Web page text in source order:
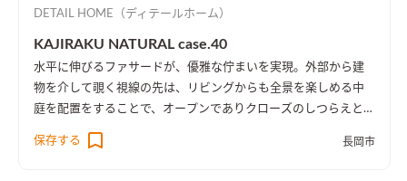
DETAIL HOME（ディテールホーム）
KAJIRAKU NATURAL case.40
水平に伸びるファサードが、優雅な佇まいを実現。外部から建
物を介して覗く視線の先は、リビングからも全景を楽しめる中
庭を配置をすることで、オープンでありクローズのしつらえとし
保存する
長岡市